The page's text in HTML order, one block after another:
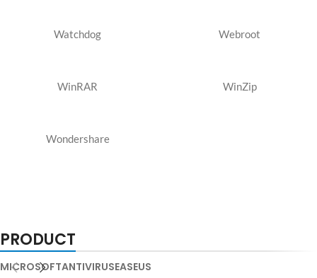
Watchdog Webroot
WinRAR WinZip
Wondershare
PRODUCT
MICROSOFTANTIVIRUSEASEUS